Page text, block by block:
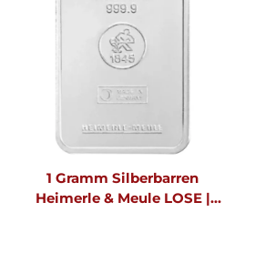
1 Gramm Silberbarren
Heimerle & Meule LOSE |